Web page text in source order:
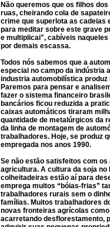
Não queremos que os filhos
ruas, cheirando cola de
crime que superlota as cadeias
para meditar sobre este grave
e multiplicai", cabíveis
por demais escassa.
Todos nós sabemos que a
especial no campo da indústria
industria automobilística produz
Paremos para pensar e
fazer o sistema financeiro
bancários ficou reduzida a
caixas automáticos tiraram
quantidade de metalúrgicos da
da linha de montagem de
trabalhadores. Hoje, se produz
empregada nos anos 1990.
Se não estão satisfeitos com
agricultura. A cultura da soja
colheitadeiras estão aí para
emprega muitos “bóias-frias”
trabalhadores rurais sem o
famílias. Muitos trabalhadores
novas fronteiras agrícolas
acarretando desflorestamento,